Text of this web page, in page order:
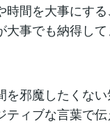
間を大事にす
大事でも納得し
邪魔したくな
ィブな言葉で伝